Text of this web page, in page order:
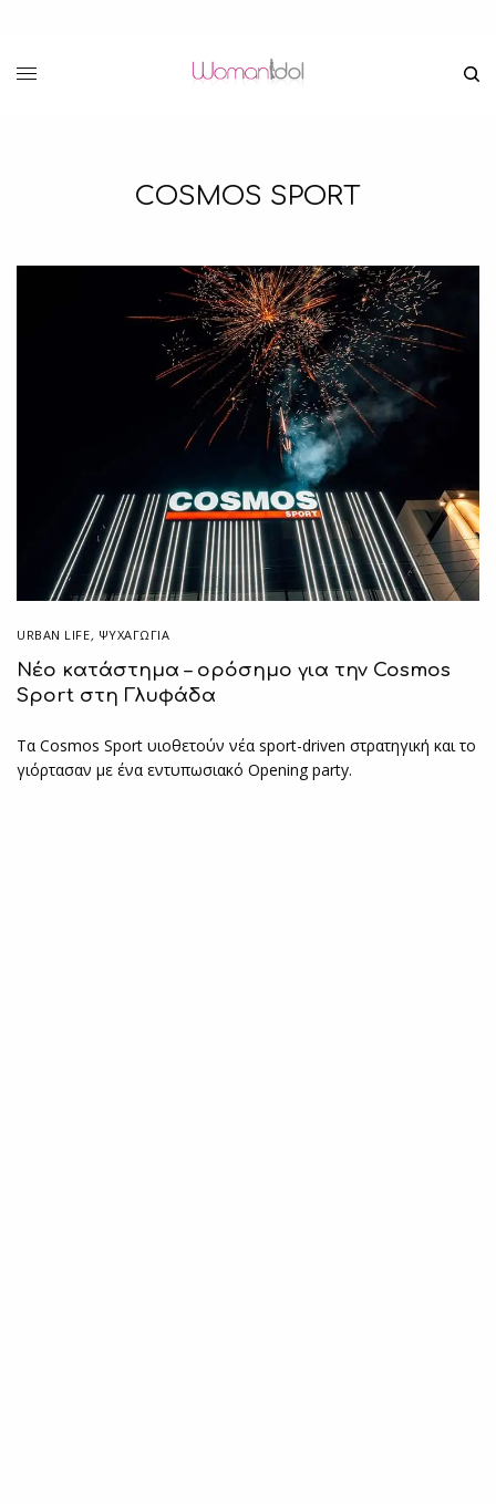
COSMOS SPORT
URBAN LIFE, ΨΥΧΑΓΩΓΙΑ
Νέο κατάστημα – ορόσημο για την Cosmos
Sport στη Γλυφάδα
Τα Cosmos Sport υιοθετούν νέα sport-driven στρατηγική και το
γιόρτασαν με ένα εντυπωσιακό Οpening party.